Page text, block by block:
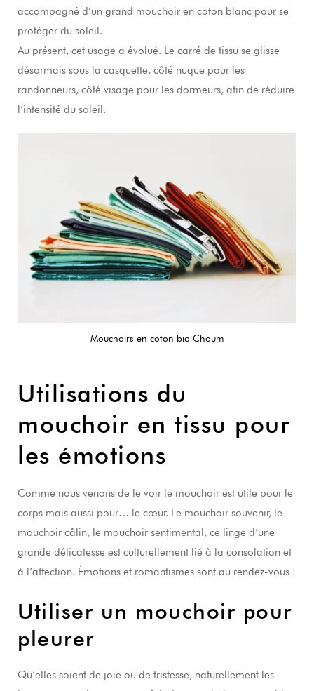
accompagné d’un grand mouchoir en coton blanc pour se
protéger du soleil.
Au présent, cet usage a évolué. Le carré de tissu se glisse
désormais sous la casquette, côté nuque pour les
randonneurs, côté visage pour les dormeurs, afin de réduire
l’intensité du soleil.
Mouchoirs en coton bio Choum
Utilisations du
mouchoir en tissu pour
les émotions
Comme nous venons de le voir le mouchoir est utile pour le
corps mais aussi pour… le cœur. Le mouchoir souvenir, le
mouchoir câlin, le mouchoir sentimental, ce linge d’une
grande délicatesse est culturellement lié à la consolation et
à l’affection. Émotions et romantismes sont au rendez-vous !
Utiliser un mouchoir pour
pleurer
Qu’elles soient de joie ou de tristesse, naturellement les